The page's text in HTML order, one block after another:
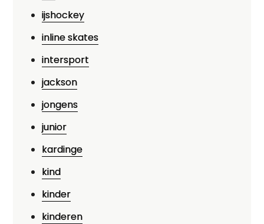
ijshockey
inline skates
intersport
jackson
jongens
junior
kardinge
kind
kinder
kinderen